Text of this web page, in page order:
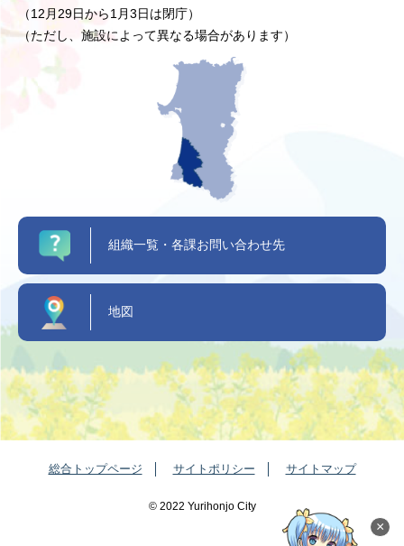
×
（12月29日から1月3日は閉庁）
（ただし、施設によって異なる場合があります）
組織一覧・各課お問い合わせ先
地図
総合トップページ サイトポリシー サイトマップ
©️ 2022 Yurihonjo City